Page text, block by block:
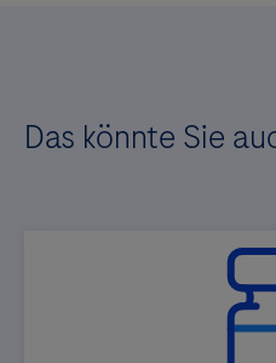
Das könnte Sie